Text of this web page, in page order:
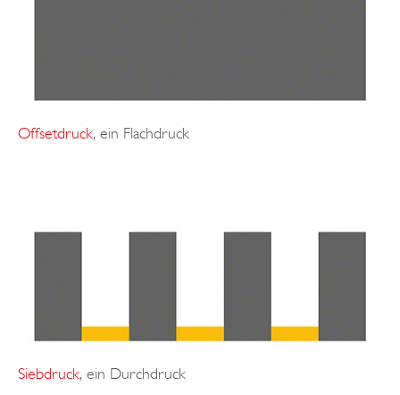
Offsetdruck, ein Flachdruck
Siebdruck, ein Durchdruck